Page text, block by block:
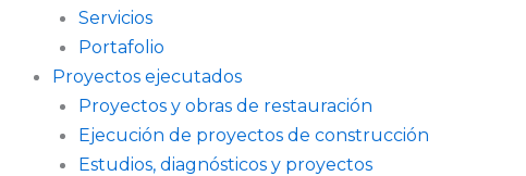
Servicios
Portafolio
Proyectos ejecutados
Proyectos y obras de restauración
Ejecución de proyectos de construcción
Estudios, diagnósticos y proyectos